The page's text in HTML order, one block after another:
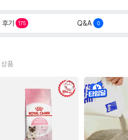
후기 175 Q&A 0
품